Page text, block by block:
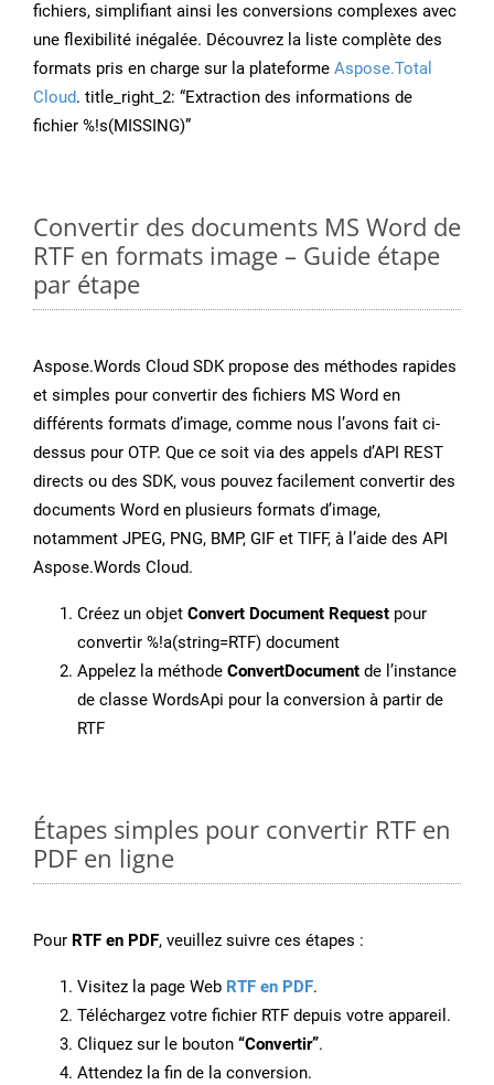
fichiers, simplifiant ainsi les conversions complexes avec
une flexibilité inégalée. Découvrez la liste complète des
formats pris en charge sur la plateforme Aspose.Total
Cloud. title_right_2: “Extraction des informations de
fichier %!s(MISSING)”
Convertir des documents MS Word de
RTF en formats image – Guide étape
par étape
Aspose.Words Cloud SDK propose des méthodes rapides
et simples pour convertir des fichiers MS Word en
différents formats d’image, comme nous l’avons fait ci-
dessus pour OTP. Que ce soit via des appels d’API REST
directs ou des SDK, vous pouvez facilement convertir des
documents Word en plusieurs formats d’image,
notamment JPEG, PNG, BMP, GIF et TIFF, à l’aide des API
Aspose.Words Cloud.
Créez un objet Convert Document Request pour
convertir %!a(string=RTF) document
Appelez la méthode ConvertDocument de l’instance
de classe WordsApi pour la conversion à partir de
RTF
Étapes simples pour convertir RTF en
PDF en ligne
Pour RTF en PDF, veuillez suivre ces étapes :
Visitez la page Web RTF en PDF.
Téléchargez votre fichier RTF depuis votre appareil.
Cliquez sur le bouton “Convertir”.
Attendez la fin de la conversion.